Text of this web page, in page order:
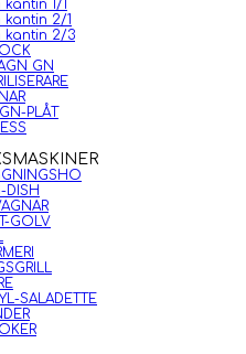
kantin 1/1
kantin 2/1
kantin 2/3
GN
PLÅT
DISH
GOLV
SALADETTE